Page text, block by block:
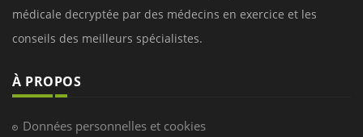
médicale decryptée par des médecins en exercice et les
conseils des meilleurs spécialistes.
À PROPOS
Données personnelles et cookies